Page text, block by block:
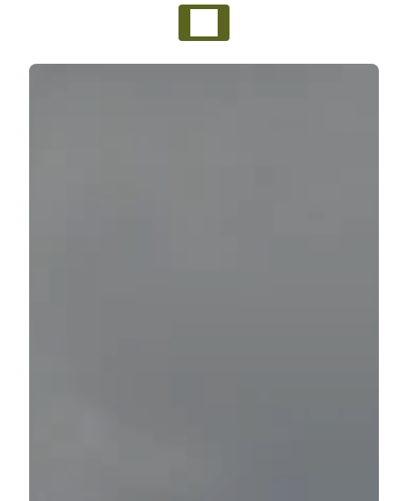
Panneau de gestion des cookies